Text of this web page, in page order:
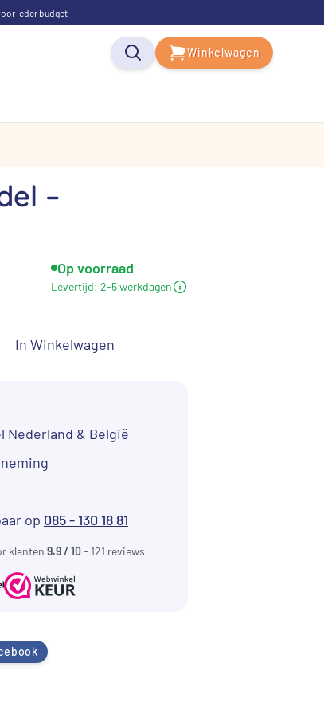
ieder budget
Winkelwagen
–
Op voorraad
Levertijd: 2-5 werkdagen
In Winkelwagen
Nederland & België
op 085 - 130 18 81
klanten 9.9 / 10- 121 reviews